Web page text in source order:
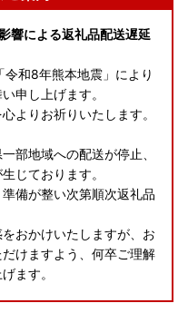
響による返礼品配送遅延
和8年熊本地震」により
申し上げます。
よりお祈りいたします。
部地域への配送が停止、
じております。
備が整い次第順次返礼品
おかけいたしますが、お
けますよう、何卒ご理解
ます。